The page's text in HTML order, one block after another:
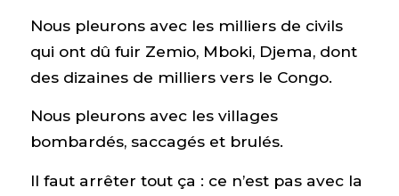
Nous pleurons avec les milliers de civils
qui ont dû fuir Zemio, Mboki, Djema, dont
des dizaines de milliers vers le Congo.
Nous pleurons avec les villages
bombardés, saccagés et brulés.
Il faut arrêter tout ça : ce n’est pas avec la